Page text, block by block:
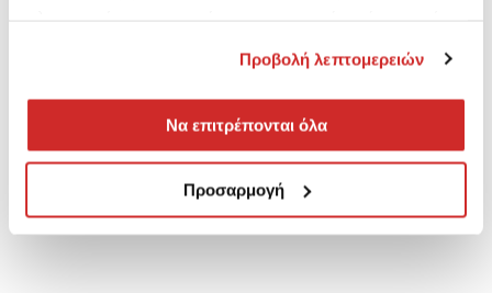
Προβολή λεπτομερειών
Να επιτρέπονται όλα
Προσαρμογή